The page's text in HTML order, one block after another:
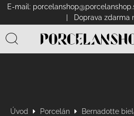
E-mail:
| Doprava zdarma
Úvod Porcelán Bernadotte